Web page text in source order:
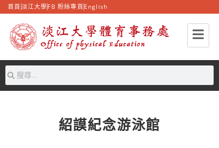
首頁 淡江大學FB 粉絲專頁 English
紹謨紀念游泳館